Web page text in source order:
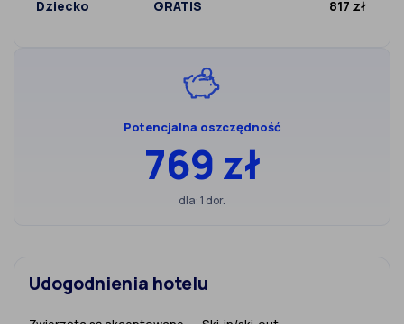
Dziecko GRATIS 817 zł
Potencjalna oszczędność
769 zł
dla: 1 dor.
Udogodnienia hotelu